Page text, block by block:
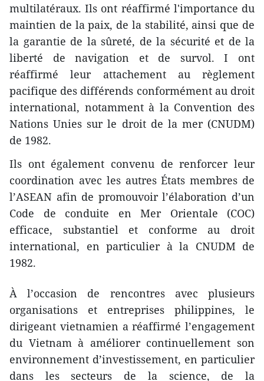
multilatéraux. Ils ont réaffirmé l'importance du
maintien de la paix, de la stabilité, ainsi que de
la garantie de la sûreté, de la sécurité et de la
liberté de navigation et de survol. I ont
réaffirmé leur attachement au règlement
pacifique des différends conformément au droit
international, notamment à la Convention des
Nations Unies sur le droit de la mer (CNUDM)
de 1982.
Ils ont également convenu de renforcer leur
coordination avec les autres États membres de
l’ASEAN afin de promouvoir l’élaboration d’un
Code de conduite en Mer Orientale (COC)
efficace, substantiel et conforme au droit
international, en particulier à la CNUDM de
1982.
À l’occasion de rencontres avec plusieurs
organisations et entreprises philippines, le
dirigeant vietnamien a réaffirmé l’engagement
du Vietnam à améliorer continuellement son
environnement d’investissement, en particulier
dans les secteurs de la science, de la